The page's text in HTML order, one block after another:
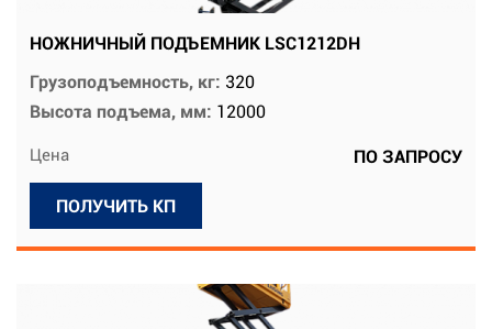
НОЖНИЧНЫЙ ПОДЪЕМНИК LSC1212DH
Грузоподъемность, кг: 320
Высота подъема, мм: 12000
Цена ПО ЗАПРОСУ
ПОЛУЧИТЬ КП